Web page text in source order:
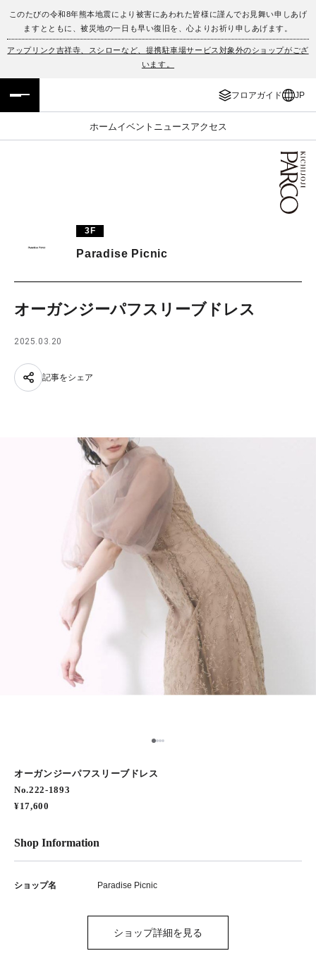
このたびの令和8年熊本地震により被害にあわれた皆様に謹んでお見舞い申しあげ
ますとともに、被災地の一日も早い復旧を、心よりお祈り申しあげます。
アップリンク吉祥寺、スシローなど、提携駐車場サービス対象外のショップがござ
います。
フロアガイド JP
ホームイベント ニュース アクセス
フロアガイド
イベント・ポップアップ
ニュース
PARCOメンバーズ
ENGLISH
簡体字
한국어
3F
Paradise Picnic
オーガンジーパフスリーブドレス
2025.03.20
記事をシェア
123
オーガンジーパフスリーブドレス
No.222-1893
¥17,600
Shop Information
ショップ名 Paradise Picnic
ショップ詳細を見る